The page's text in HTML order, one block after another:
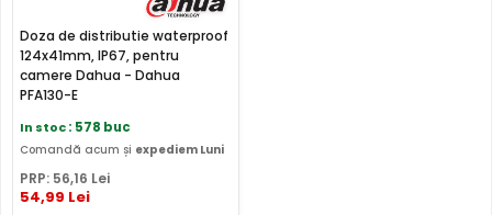
Cu ajutorul functie SMD Plus, camera IP Dahua IPC-
HFW3541T-ZAS-27135-S2, ofera o detectie a miscarii
inteligenta, facand diferenta intre miscarile provocate de
om sau masina, eliminandu-le pe cele provocate de
Doza de distributie waterproof
124x41mm, IP67, pentru
camere Dahua - Dahua
PFA130-E
In stoc: 578 buc
Comandă acum și expediem Luni
PRP: 56,16 Lei
54,99 Lei